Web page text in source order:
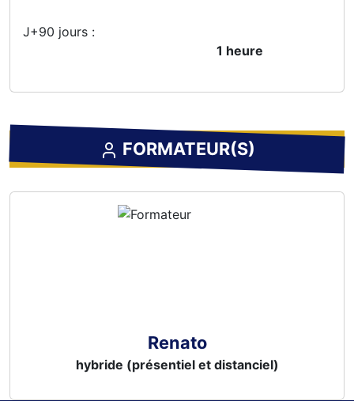
J+90 jours :
1 heure
FORMATEUR(S)
Renato
hybride (présentiel et distanciel)